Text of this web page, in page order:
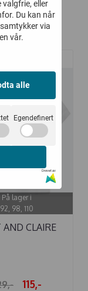
På lager i
92, 98, 110
AND CLAIRE
115,-
valgfrie, eller
Du kan når
via
vår.
alle
Egendefinert
Drevet av